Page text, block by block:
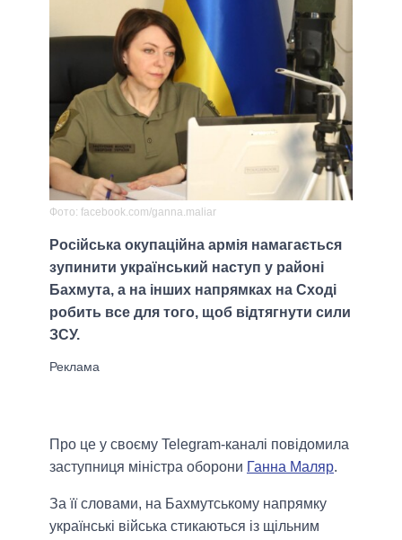
Фото: facebook.com/ganna.maliar
Російська окупаційна армія намагається
зупинити український наступ у районі
Бахмута, а на інших напрямках на Сході
робить все для того, щоб відтягнути сили
ЗСУ.
Про це у своєму Telegram-каналі повідомила
заступниця міністра оборони Ганна Маляр.
За її словами, на Бахмутському напрямку
українські війська стикаються із щільним